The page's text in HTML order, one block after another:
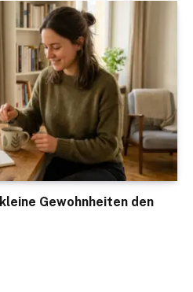
Gewohnheiten den